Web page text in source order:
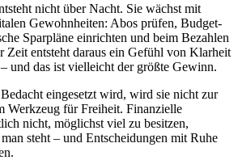
nicht über Nacht. Sie wächst mit
Gewohnheiten: Abos prüfen, Budget-
Sparpläne einrichten und beim Bezahlen
Zeit entsteht daraus ein Gefühl von Klarheit
und das ist vielleicht der größte Gewinn.
eingesetzt wird, wird sie nicht zur
Werkzeug für Freiheit. Finanzielle
nicht, möglichst viel zu besitzen,
steht – und Entscheidungen mit Ruhe